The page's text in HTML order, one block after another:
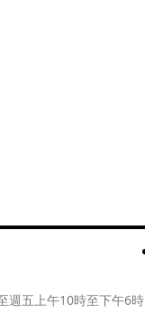
週五上午10時至下午6時